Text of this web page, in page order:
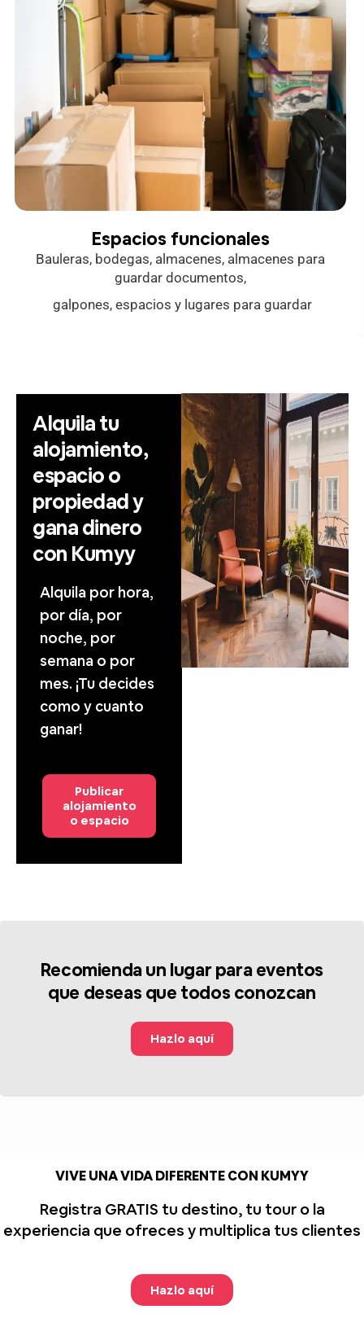
Espacios funcionales
Bauleras, bodegas, almacenes, almacenes para
guardar documentos,
galpones, espacios y lugares para guardar
Alquila tu
alojamiento,
espacio o
propiedad y
gana dinero
con Kumyy
Alquila por hora,
por día, por
noche, por
semana o por
mes. ¡Tu decides
como y cuanto
ganar!
Publicar
alojamiento
o espacio
Recomienda un lugar para eventos
que deseas que todos conozcan
Hazlo aquí
VIVE UNA VIDA DIFERENTE CON KUMYY
Registra GRATIS tu destino, tu tour o la
experiencia que ofreces y multiplica tus clientes
Hazlo aquí